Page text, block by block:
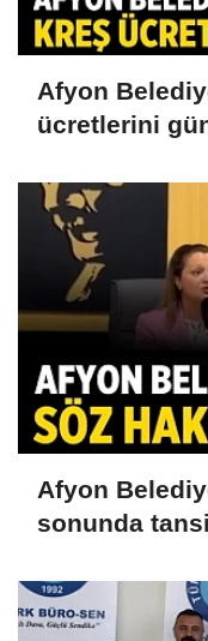
Afyon
ücretlerini
Afyon
sonunda